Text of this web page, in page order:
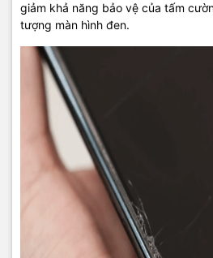
giảm khả năng bảo vệ của tấm
tượng màn hình đen.